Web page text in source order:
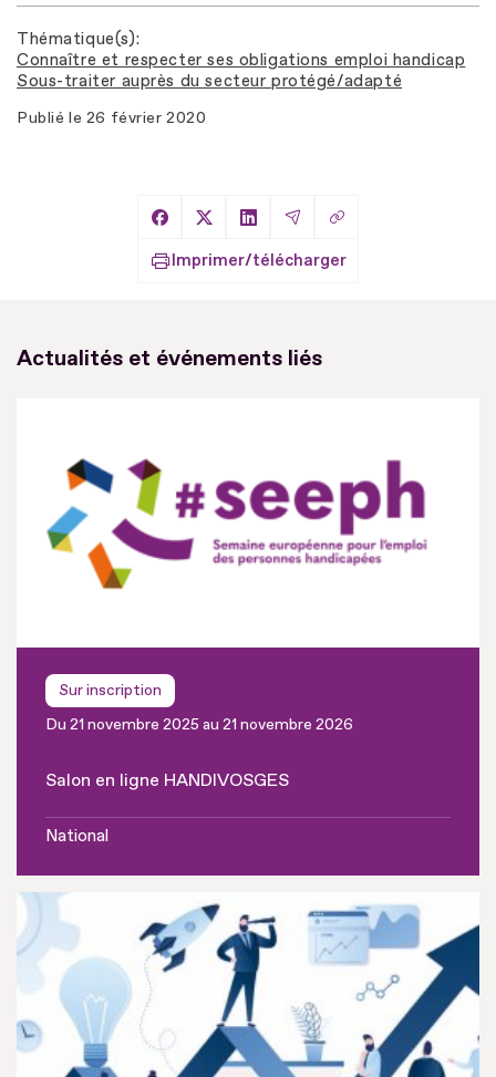
Thématique(s)
Connaître et respecter ses obligations emploi handicap
Sous-traiter auprès du secteur protégé/adapté
Publié le 26 février 2020
Partager sur Facebook
Partager sur X
Partager sur LinkedIn
Partager par Email
Copier le lien
Imprimer/télécharger
Actualités et événements liés
Sur inscription
Du 21 novembre 2025 au 21 novembre 2026
Salon en ligne HANDIVOSGES
National